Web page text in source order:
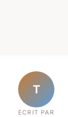
T
ECRIT PAR